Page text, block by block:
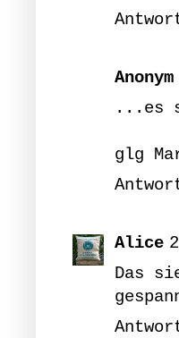
Anonym
...es
glg
Alice
Das